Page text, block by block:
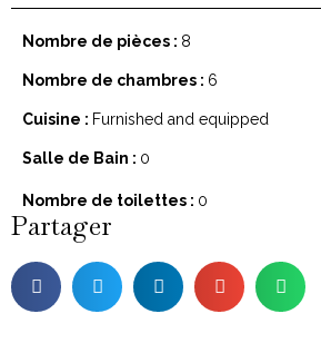
Nombre de pièces : 8
Nombre de chambres : 6
Cuisine : Furnished and equipped
Salle de Bain : 0
Nombre de toilettes : 0
Partager